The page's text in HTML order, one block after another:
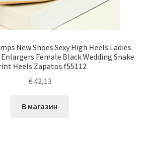
New Shoes Sexy High Heels Ladies
Female Black Wedding Snake
Heels Zapatos f55112
€42,13
В магазин